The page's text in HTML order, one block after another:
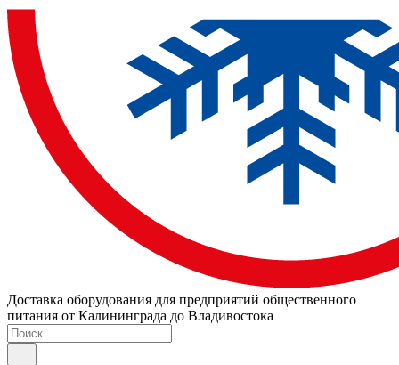
Доставка оборудования для предприятий общественного
питания от Калининграда до Владивостока